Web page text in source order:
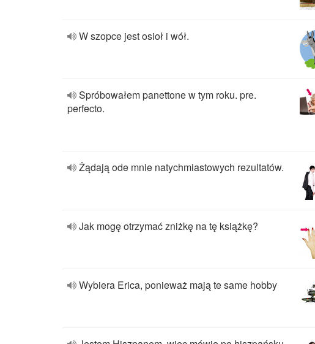
W szopce jest osioł i wół.
Spróbowałem panettone w tym roku. pre.
perfecto.
Żądają ode mnie natychmiastowych rezultatów.
Jak mogę otrzymać zniżkę na tę książkę?
Wybiera Erica, ponieważ mają te same hobby